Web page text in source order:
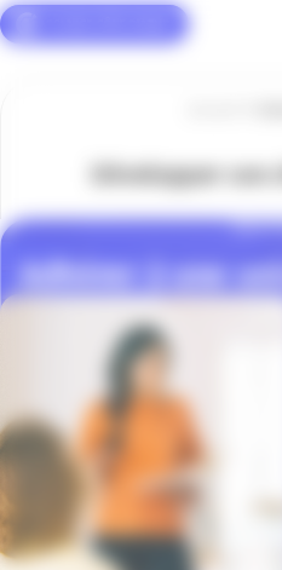
Développer son
Adhérer à une
Panneau de gestion des cookies